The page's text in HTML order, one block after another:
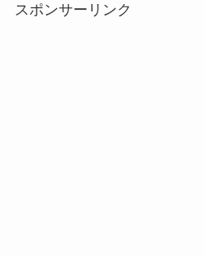
スポンサーリンク